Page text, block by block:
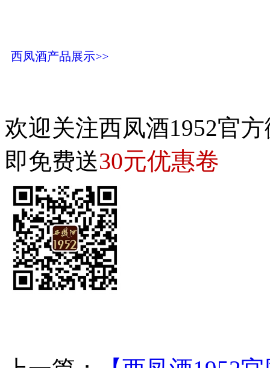
西凤酒产品展示>>
欢迎关注西凤酒1952官
即免费送30元优惠卷